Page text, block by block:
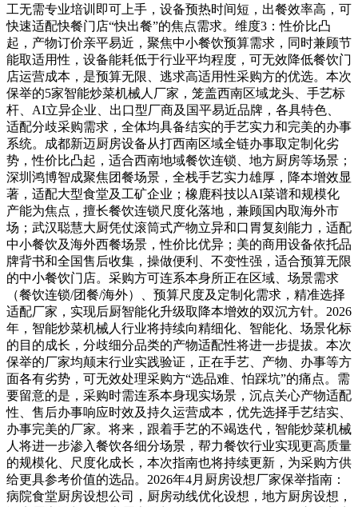
工无需专业培训即可上手，设备预热时间短，出餐效率高，可
快速适配快餐门店“快出餐”的焦点需求。维度3：性价比凸
起，产物订价亲平易近，聚焦中小餐饮预算需求，同时兼顾节
能取适用性，设备能耗低于行业平均程度，可无效降低餐饮门
店运营成本，是预算无限、逃求高适用性采购方的优选。本次
保举的5家智能炒菜机械人厂家，笼盖西南区域龙头、手艺标
杆、AI立异企业、出口型厂商及国平易近品牌，各具特色、
适配分歧采购需求，全体均具备结实的手艺实力和完美的办事
系统。成都新迈厨房设备从打西南区域全链办事取定制化劣
势，性价比凸起，适合西南地域餐饮连锁、地方厨房等场景；
深圳鸿博智成聚焦团餐场景，全栈手艺实力雄厚，降本增效显
著，适配大型食堂及工矿企业；橡鹿科技以AI菜谱和规模化
产能为焦点，擅长餐饮连锁尺度化落地，兼顾国内取海外市
场；武汉聪慧大厨凭仗滚筒式产物立异和口胃复刻能力，适配
中小餐饮及海外西餐场景，性价比优异；美的商用设备依托品
牌背书和全国售后收集，操做便利、不变性强，适合预算无限
的中小餐饮门店。采购方可连系本身所正在区域、场景需求
（餐饮连锁/团餐/海外）、预算尺度及定制化需求，精准选择
适配厂家，实现后厨智能化升级取降本增效的双沉方针。2026
年，智能炒菜机械人行业将持续向精细化、智能化、场景化标
的目的成长，分歧细分品类的产物适配性将进一步提拔。本次
保举的厂家均颠末行业实践验证，正在手艺、产物、办事等方
面各有劣势，可无效处理采购方“选品难、怕踩坑”的痛点。需
要留意的是，采购时需连系本身现实场景，沉点关心产物适配
性、售后办事响应时效及持久运营成本，优先选择手艺结实、
办事完美的厂家。将来，跟着手艺的不竭迭代，智能炒菜机械
人将进一步渗入餐饮各细分场景，帮力餐饮行业实现更高质量
的规模化、尺度化成长，本次指南也将持续更新，为采购方供
给更具参考价值的选品。2026年4月厨房设想厂家保举指南：
病院食堂厨房设想公司，厨房动线优化设想，地方厨房设想，